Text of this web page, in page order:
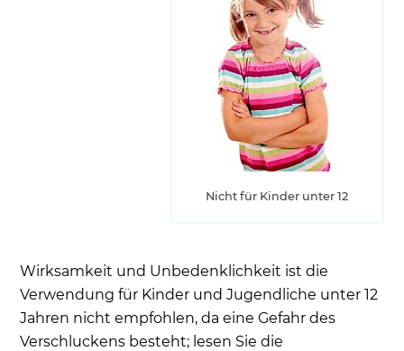
Nicht für Kinder unter 12
Wirksamkeit und Unbedenklichkeit ist die
Verwendung für Kinder und Jugendliche unter 12
Jahren nicht empfohlen, da eine Gefahr des
Verschluckens besteht; lesen Sie die